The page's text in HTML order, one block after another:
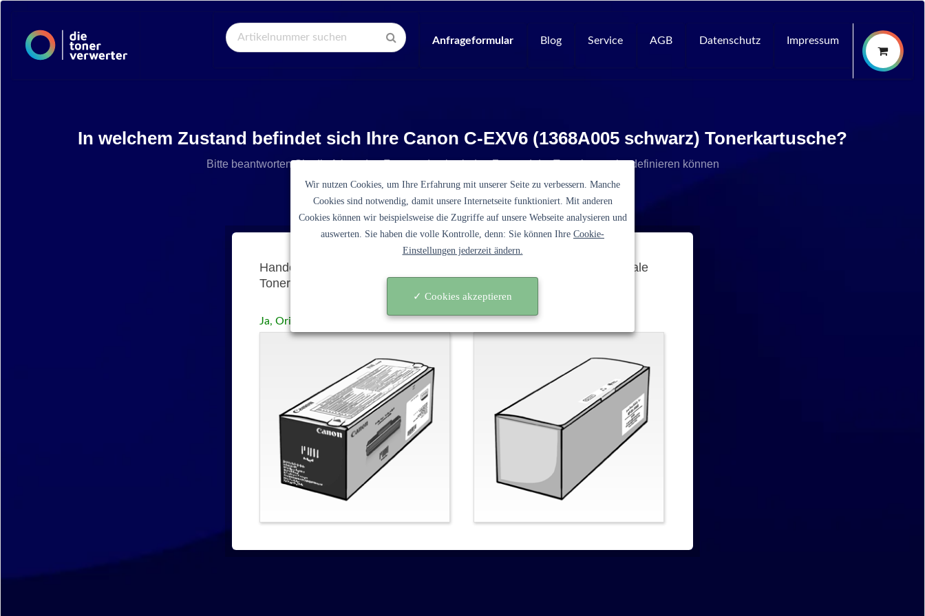
Global Search
Anfrageformular
Blog Service AGB Datenschutz Impressum
In welchem Zustand befindet sich Ihre Canon C-EXV6 (1368A005 schwarz) Tonerkartusche?
Bitte beantworten Sie die folgenden Fragen, damit wir den Zustand der Tonerkartusche definieren können
Handelt es sich bei der C-EXV6 (1368A005 schwarz) um eine originale
Tonerkartusche des Druckerherstellers Canon?
Ja, Original-Canon Nein
Wir nutzen Cookies, um Ihre Erfahrung mit unserer Seite zu verbessern. Manche
Cookies sind notwendig, damit unsere Internetseite funktioniert. Mit anderen
Cookies können wir beispielsweise die Zugriffe auf unsere Webseite analysieren und
auswerten. Sie haben die volle Kontrolle, denn: Sie können Ihre Cookie-
Einstellungen jederzeit ändern.
✓ Cookies akzeptieren